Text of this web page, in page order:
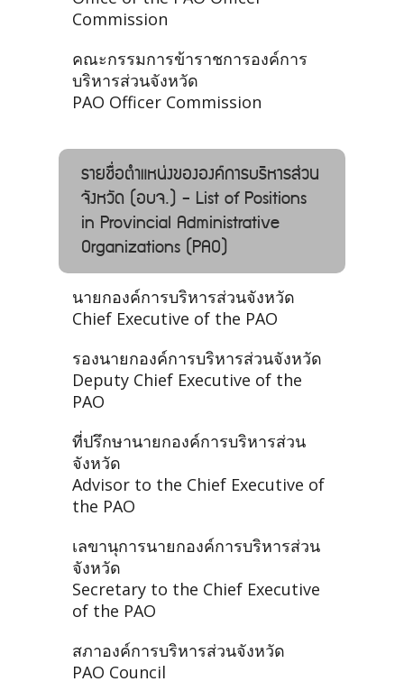
Commission
คณะกรรมการข้าราชการองค์การ
บริหารส่วนจังหวัด
PAO Officer Commission
รายชื่อตำแหน่งขององค์การบริหารส่วน
จังหวัด (อบจ.) - List of Positions
in Provincial Administrative
Organizations (PAO)
นายกองค์การบริหารส่วนจังหวัด
Chief Executive of the PAO
รองนายกองค์การบริหารส่วนจังหวัด
Deputy Chief Executive of the
PAO
ที่ปรึกษานายกองค์การบริหารส่วน
จังหวัด
Advisor to the Chief Executive of
the PAO
เลขานุการนายกองค์การบริหารส่วน
จังหวัด
Secretary to the Chief Executive
of the PAO
สภาองค์การบริหารส่วนจังหวัด
PAO Council